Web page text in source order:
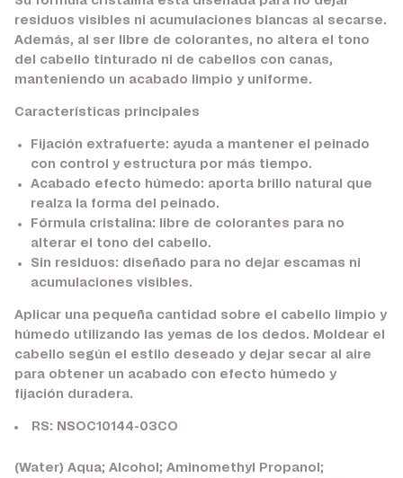
residuos visibles ni acumulaciones blancas al secarse.
Además, al ser libre de colorantes, no altera el tono
del cabello tinturado ni de cabellos con canas,
manteniendo un acabado limpio y uniforme.
Características principales
Fijación extrafuerte: ayuda a mantener el peinado
con control y estructura por más tiempo.
Acabado efecto húmedo: aporta brillo natural que
realza la forma del peinado.
Fórmula cristalina: libre de colorantes para no
alterar el tono del cabello.
Sin residuos: diseñado para no dejar escamas ni
acumulaciones visibles.
Aplicar una pequeña cantidad sobre el cabello limpio y
húmedo utilizando las yemas de los dedos. Moldear el
cabello según el estilo deseado y dejar secar al aire
para obtener un acabado con efecto húmedo y
fijación duradera.
RS: NSOC10144-03CO
(Water) Aqua; Alcohol; Aminomethyl Propanol;